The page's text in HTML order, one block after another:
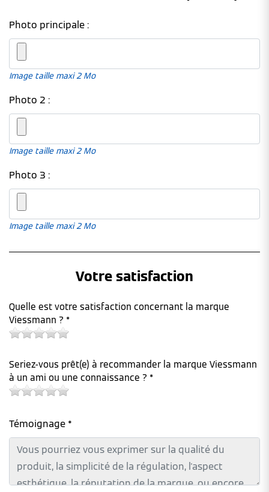
Photo principale :
Image taille maxi 2 Mo
Photo 2 :
Image taille maxi 2 Mo
Photo 3 :
Image taille maxi 2 Mo
Votre satisfaction
Quelle est votre satisfaction concernant la marque
Viessmann ? *
Seriez-vous prêt(e) à recommander la marque Viessmann
à un ami ou une connaissance ? *
Témoignage *